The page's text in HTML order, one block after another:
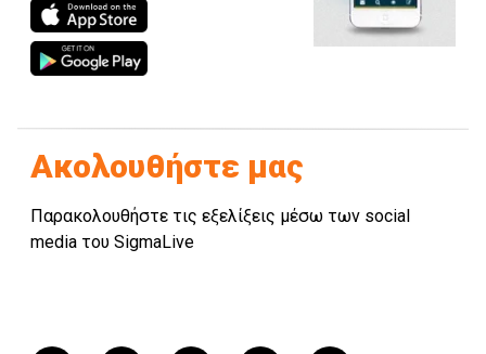
Ακολουθήστε μας
Παρακολουθήστε τις εξελίξεις μέσω των social
media του SigmaLive